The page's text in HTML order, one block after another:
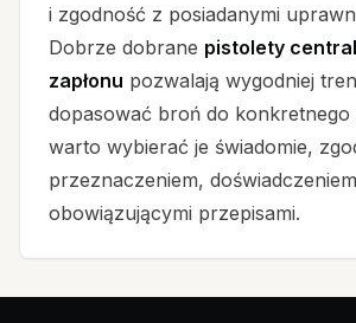
i zgodność z posiadanymi
Dobrze dobrane pistolety
zapłonu pozwalają wygodniej
dopasować broń do konkretnego
warto wybierać je świadomie,
przeznaczeniem,
obowiązującymi przepisami.